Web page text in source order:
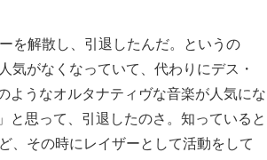
を解散し、引退したんだ。というの
気がなくなっていて、代わりにデス・
ようなオルタナティヴな音楽が人気にな
と思って、引退したのさ。知っていると
、その時にレイザーとして活動をして